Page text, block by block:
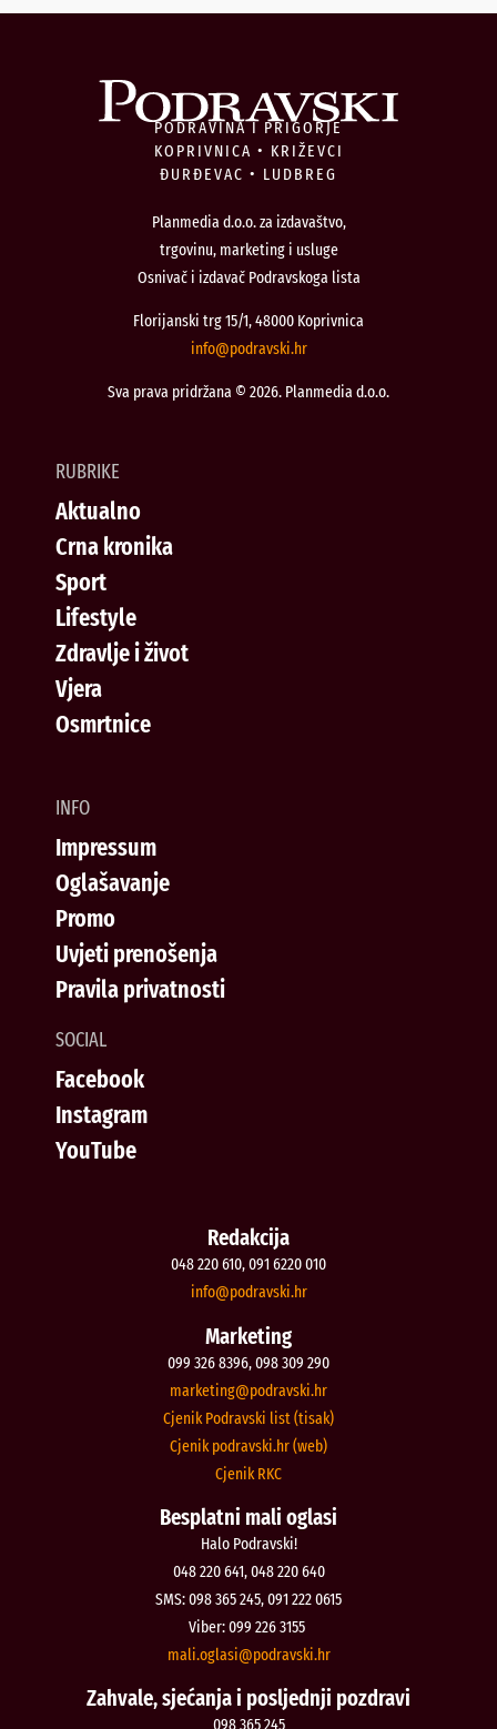
PODRAVINA I PRIGORJE
KOPRIVNICA • KRIŽEVCI
ĐURĐEVAC • LUDBREG
Planmedia d.o.o. za izdavaštvo,
trgovinu, marketing i usluge
Osnivač i izdavač Podravskoga lista
Florijanski trg 15/1, 48000 Koprivnica
rh.iksvardop
@ofni
Sva prava pridržana © 2026. Planmedia d.o.o.
RUBRIKE
Aktualno
Crna kronika
Sport
Lifestyle
Zdravlje i život
Vjera
Osmrtnice
INFO
Impressum
Oglašavanje
Promo
Uvjeti prenošenja
Pravila privatnosti
SOCIAL
Facebook
Instagram
YouTube
Redakcija
048 220 610, 091 6220 010
rh.iksvardop
@ofni
Marketing
099 326 8396, 098 309 290
rh.iksvardop
@gnitekram
Cjenik Podravski list (tisak)
Cjenik podravski.hr (web)
Cjenik RKC
Besplatni mali oglasi
Halo Podravski!
048 220 641, 048 220 640
SMS: 098 365 245, 091 222 0615
Viber: 099 226 3155
rh.iksvardop
@isalgo.ilam
Zahvale, sjećanja i posljednji pozdravi